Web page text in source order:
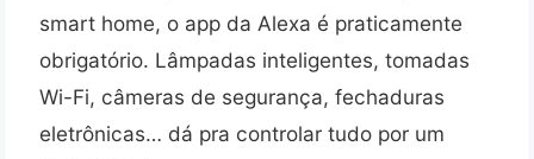
smart home, o app da Alexa é praticamente
obrigatório. Lâmpadas inteligentes, tomadas
Wi-Fi, câmeras de segurança, fechaduras
eletrônicas… dá pra controlar tudo por um